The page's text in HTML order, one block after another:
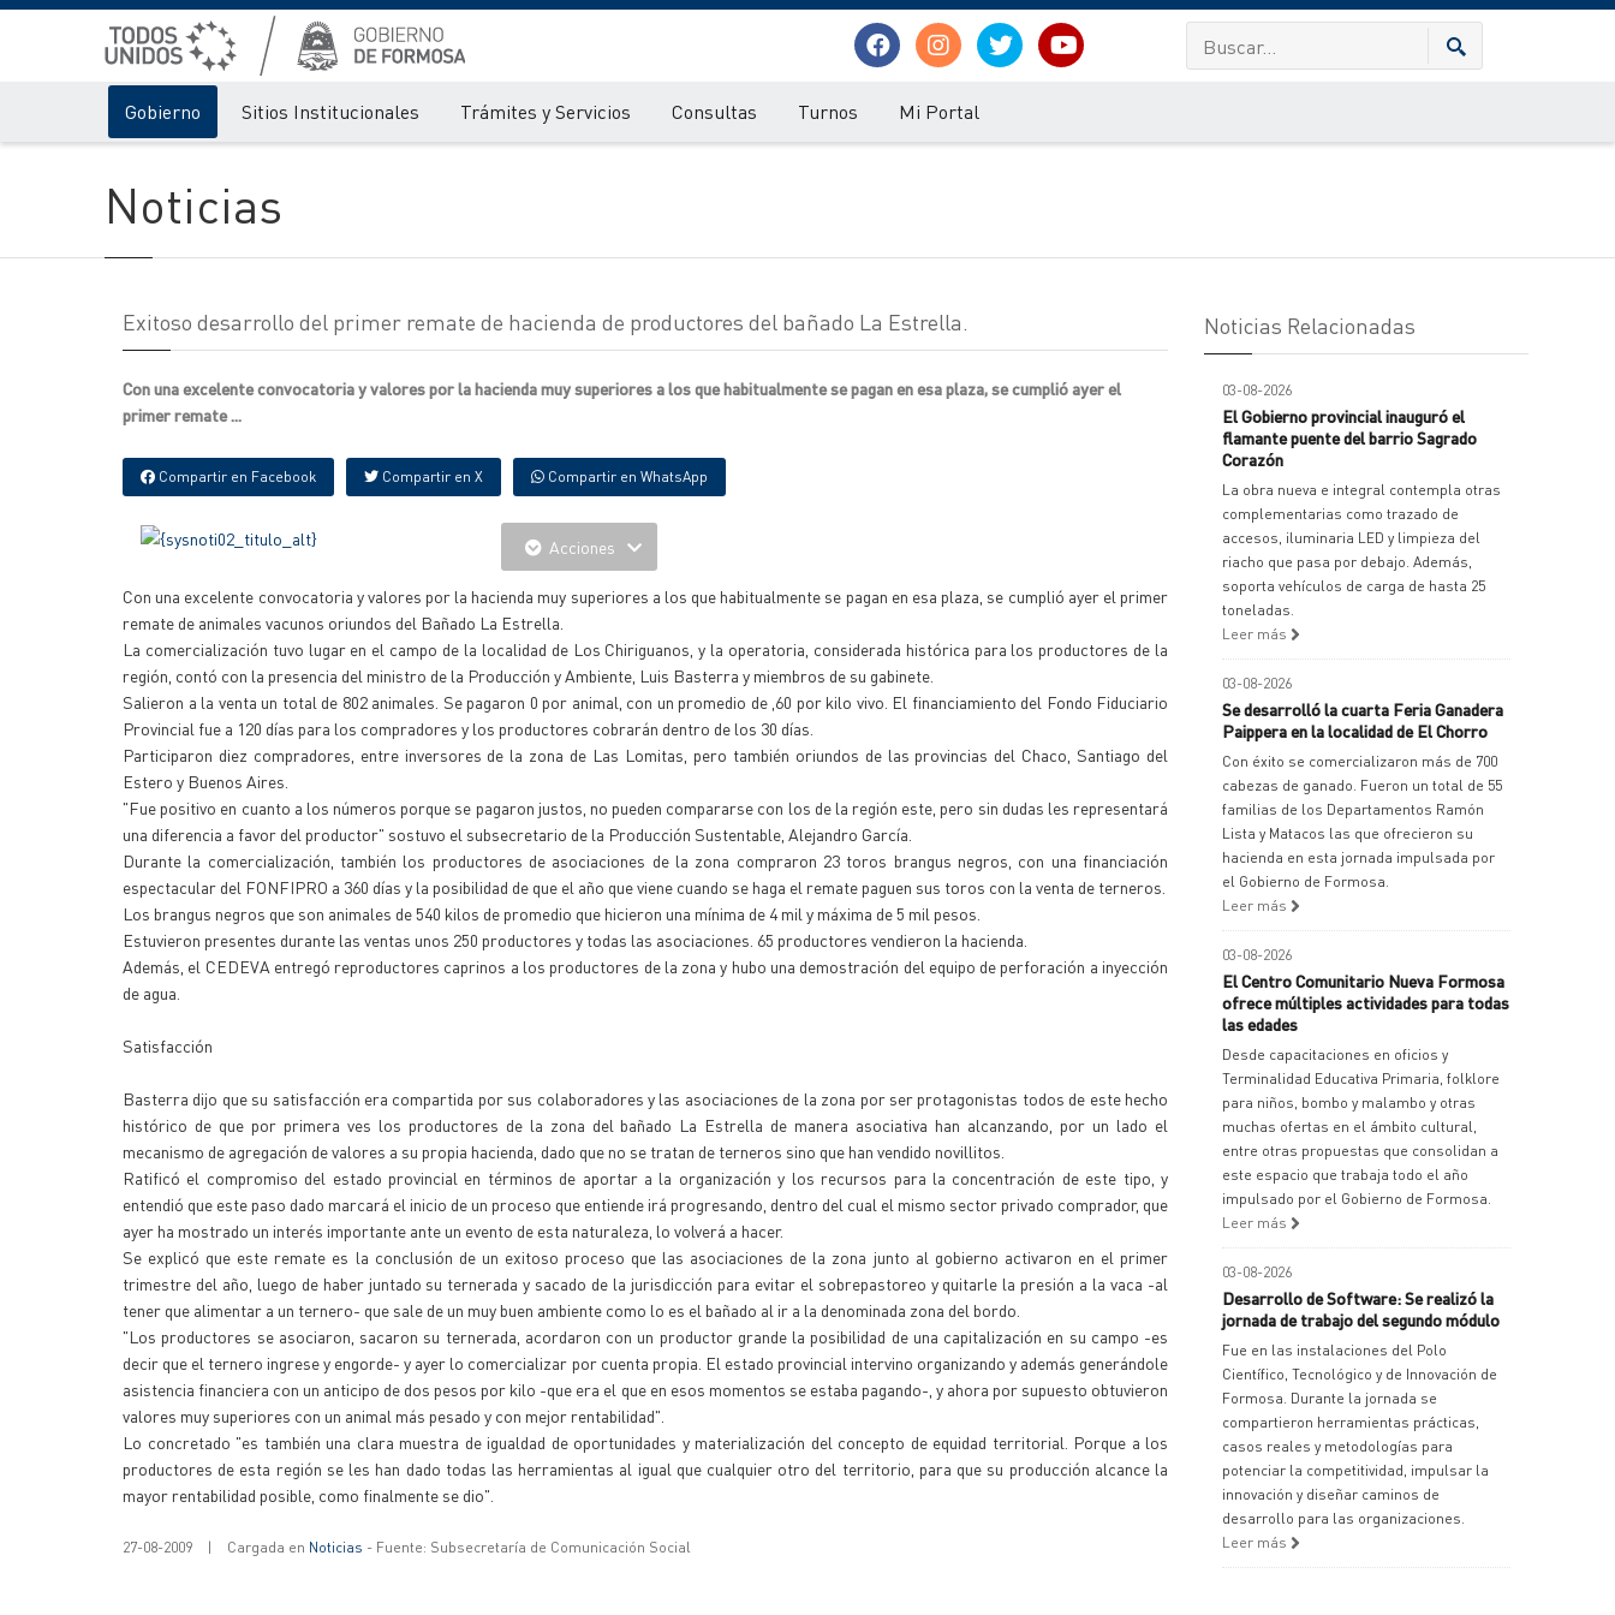
Gobierno Sitios Institucionales Trámites y Servicios Consultas Turnos Mi Portal
Noticias
Exitoso desarrollo del primer remate de hacienda de productores del bañado La Estrella.
Con una excelente convocatoria y valores por la hacienda muy superiores a los que habitualmente se pagan en esa plaza, se cumplió ayer el
primer remate ...
Compartir en Facebook Compartir en X Compartir en WhatsApp
Acciones
Con una excelente convocatoria y valores por la hacienda muy superiores a los que habitualmente se pagan en esa plaza, se cumplió ayer el primer
remate de animales vacunos oriundos del Bañado La Estrella.
La comercialización tuvo lugar en el campo de la localidad de Los Chiriguanos, y la operatoria, considerada histórica para los productores de la
región, contó con la presencia del ministro de la Producción y Ambiente, Luis Basterra y miembros de su gabinete.
Salieron a la venta un total de 802 animales. Se pagaron 0 por animal, con un promedio de ,60 por kilo vivo. El financiamiento del Fondo Fiduciario
Provincial fue a 120 días para los compradores y los productores cobrarán dentro de los 30 días.
Participaron diez compradores, entre inversores de la zona de Las Lomitas, pero también oriundos de las provincias del Chaco, Santiago del
Estero y Buenos Aires.
"Fue positivo en cuanto a los números porque se pagaron justos, no pueden compararse con los de la región este, pero sin dudas les representará
una diferencia a favor del productor" sostuvo el subsecretario de la Producción Sustentable, Alejandro García.
Durante la comercialización, también los productores de asociaciones de la zona compraron 23 toros brangus negros, con una financiación
espectacular del FONFIPRO a 360 días y la posibilidad de que el año que viene cuando se haga el remate paguen sus toros con la venta de terneros.
Los brangus negros que son animales de 540 kilos de promedio que hicieron una mínima de 4 mil y máxima de 5 mil pesos.
Estuvieron presentes durante las ventas unos 250 productores y todas las asociaciones. 65 productores vendieron la hacienda.
Además, el CEDEVA entregó reproductores caprinos a los productores de la zona y hubo una demostración del equipo de perforación a inyección
de agua.
Satisfacción
Basterra dijo que su satisfacción era compartida por sus colaboradores y las asociaciones de la zona por ser protagonistas todos de este hecho
histórico de que por primera ves los productores de la zona del bañado La Estrella de manera asociativa han alcanzando, por un lado el
mecanismo de agregación de valores a su propia hacienda, dado que no se tratan de terneros sino que han vendido novillitos.
Ratificó el compromiso del estado provincial en términos de aportar a la organización y los recursos para la concentración de este tipo, y
entendió que este paso dado marcará el inicio de un proceso que entiende irá progresando, dentro del cual el mismo sector privado comprador, que
ayer ha mostrado un interés importante ante un evento de esta naturaleza, lo volverá a hacer.
Se explicó que este remate es la conclusión de un exitoso proceso que las asociaciones de la zona junto al gobierno activaron en el primer
trimestre del año, luego de haber juntado su ternerada y sacado de la jurisdicción para evitar el sobrepastoreo y quitarle la presión a la vaca -al
tener que alimentar a un ternero- que sale de un muy buen ambiente como lo es el bañado al ir a la denominada zona del bordo.
"Los productores se asociaron, sacaron su ternerada, acordaron con un productor grande la posibilidad de una capitalización en su campo -es
decir que el ternero ingrese y engorde- y ayer lo comercializar por cuenta propia. El estado provincial intervino organizando y además generándole
asistencia financiera con un anticipo de dos pesos por kilo -que era el que en esos momentos se estaba pagando-, y ahora por supuesto obtuvieron
valores muy superiores con un animal más pesado y con mejor rentabilidad".
Lo concretado "es también una clara muestra de igualdad de oportunidades y materialización del concepto de equidad territorial. Porque a los
productores de esta región se les han dado todas las herramientas al igual que cualquier otro del territorio, para que su producción alcance la
mayor rentabilidad posible, como finalmente se dio".
27-08-2009 | Cargada en Noticias - Fuente: Subsecretaría de Comunicación Social
Noticias Relacionadas
03-08-2026
El Gobierno provincial inauguró el
flamante puente del barrio Sagrado
Corazón
La obra nueva e integral contempla otras
complementarias como trazado de
accesos, iluminaria LED y limpieza del
riacho que pasa por debajo. Además,
soporta vehículos de carga de hasta 25
toneladas.
Leer más
03-08-2026
Se desarrolló la cuarta Feria Ganadera
Paippera en la localidad de El Chorro
Con éxito se comercializaron más de 700
cabezas de ganado. Fueron un total de 55
familias de los Departamentos Ramón
Lista y Matacos las que ofrecieron su
hacienda en esta jornada impulsada por
el Gobierno de Formosa.
Leer más
03-08-2026
El Centro Comunitario Nueva Formosa
ofrece múltiples actividades para todas
las edades
Desde capacitaciones en oficios y
Terminalidad Educativa Primaria, folklore
para niños, bombo y malambo y otras
muchas ofertas en el ámbito cultural,
entre otras propuestas que consolidan a
este espacio que trabaja todo el año
impulsado por el Gobierno de Formosa.
Leer más
03-08-2026
Desarrollo de Software: Se realizó la
jornada de trabajo del segundo módulo
Fue en las instalaciones del Polo
Científico, Tecnológico y de Innovación de
Formosa. Durante la jornada se
compartieron herramientas prácticas,
casos reales y metodologías para
potenciar la competitividad, impulsar la
innovación y diseñar caminos de
desarrollo para las organizaciones.
Leer más